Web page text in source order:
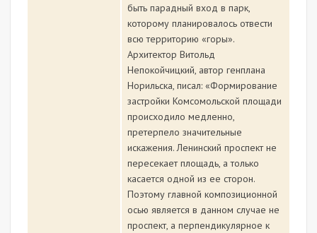
быть парадный вход в парк,
которому планировалось отвести
всю территорию «горы».
Архитектор Витольд
Непокойчицкий, автор генплана
Норильска, писал: «Формирование
застройки Комсомольской площади
происходило медленно,
претерпело значительные
искажения. Ленинский проспект не
пересекает площадь, а только
касается одной из ее сторон.
Поэтому главной композиционной
осью является в данном случае не
проспект, а перпендикулярное к